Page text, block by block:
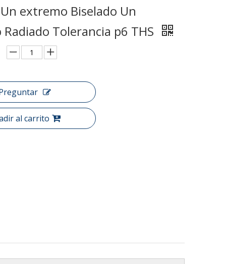
extremo Biselado Un
Tolerancia p6 THS
al carrito